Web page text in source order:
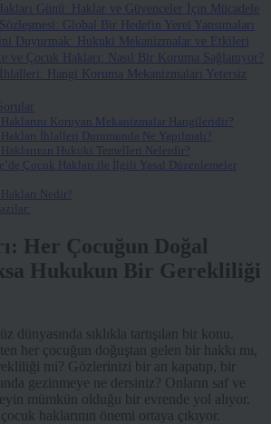
Günü: Haklar ve Güvenceler İçin Mücadele
Global Bir Hedefin Yerel Yansımaları
Duyurmak: Hukuki Mekanizmalar ve Etkileri
ve Çocuk Hakları: Nasıl Bir Koruma Sağlanıyor?
Hangi Koruma Mekanizmaları Yetersiz
Koruyan Mekanizmalar Hangileridir?
İhlalleri Durumunda Ne Yapılmalı?
Hukuki Temelleri Nelerdir?
Çocuk Hakları ile İlgili Yasal Düzenlemeler
Nedir?
Her Çocuğun Doğal
Hukukun Bir Gerekliliği
dünyasında sıklıkla tartışılan bir konu.
her çocuğun doğuştan gelen bir hakkı mı,
mi? Gözlerinizi bir an kapatıp, bir
gezinmeye ne dersiniz? Onların saf ve
mümkün olduğu bir evrende yol alıyor.
haklarının önemi ortaya çıkıyor.